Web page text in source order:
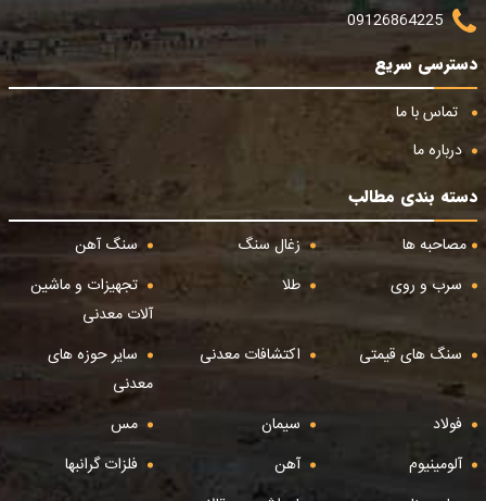
09126864225
دسترسی سریع
تماس با ما
درباره ما
دسته بندی مطالب
مصاحبه ها
زغال سنگ
سنگ آهن
سرب و روی
طلا
تجهیزات و ماشین
آلات معدنی
سنگ های قیمتی
اکتشافات معدنی
سایر حوزه های
معدنی
فولاد
سیمان
مس
آلومینیوم
آهن
فلزات گرانبها